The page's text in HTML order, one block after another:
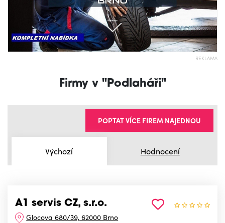
REKLAMA
Firmy v "Podlaháři"
Výchozí Hodnocení
POPTAT VÍCE FIREM NAJEDNOU
A1 servis CZ, s.r.o.
Glocova 680/39, 62000 Brno